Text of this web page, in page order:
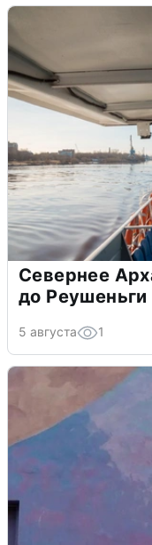
Севернее
до
5 августа 1